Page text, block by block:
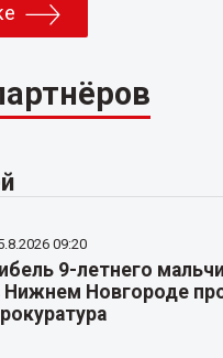
09:20
9-летнего
Нижнем Новгороде